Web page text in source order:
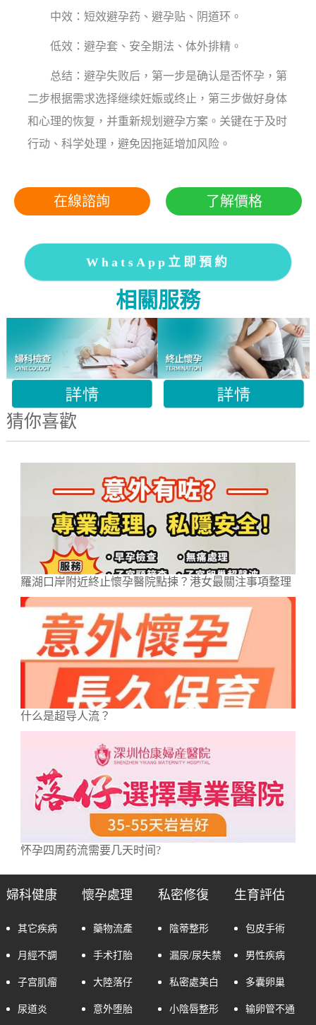
中效：短效避孕药、避孕贴、阴道环。
低效：避孕套、安全期法、体外排精。
总结：避孕失败后，第一步是确认是否怀孕，第
二步根据需求选择继续妊娠或终止，第三步做好身体
和心理的恢复，并重新规划避孕方案。关键在于及时
行动、科学处理，避免因拖延增加风险。
在線諮詢 了解價格
WhatsApp立即預約
相關服務
猜你喜歡
羅湖口岸附近終止懷孕醫院點揀？港女最關注事項整理
什么是超导人流？
怀孕四周药流需要几天时间?
婦科健康
其它疾病
月經不調
子宫肌瘤
尿道炎
懷孕處理
藥物流產
手术打胎
大陸落仔
意外堕胎
私密修復
陰蒂整形
漏尿/尿失禁
私密處美白
小陰唇整形
生育評估
包皮手術
男性疾病
多囊卵巢
输卵管不通